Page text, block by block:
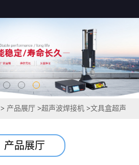
> 产品展厅 >超声波焊接机 >文具盒超声
产品展厅